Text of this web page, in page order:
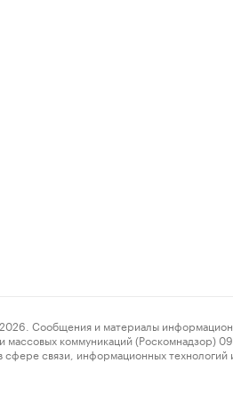
и материалы
коммуникаций (Роскомнадзор)
связи, информационных